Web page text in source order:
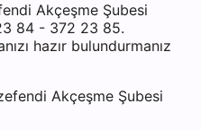
Akçeşme Şubesi
84 - 372 23 85.
hazır bulundurmanız
Akçeşme Şubesi